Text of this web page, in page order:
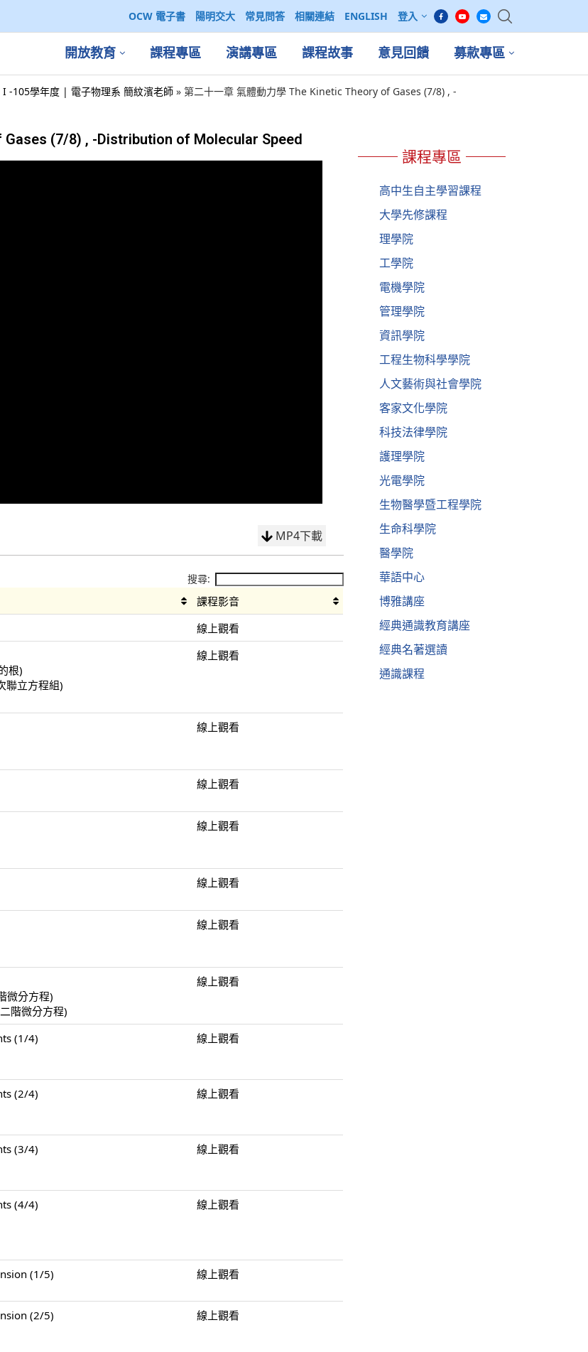
OCW 電子書 陽明交大 常見問答 相關連結 ENGLISH 登入
開放教育 課程專區 演講專區 課程故事 意見回饋 募款專區
I -105學年度 | 電子物理系 簡紋濱老師 » 第二十一章 氣體動力學 The Kinetic Theory of Gases (7/8) , -
(7/8) , -Distribution of Molecular Speed
MP4下載
搜尋:
課程影音
線上觀看
根)
聯立方程組)
線上觀看
線上觀看
線上觀看
線上觀看
線上觀看
線上觀看
微分方程)
階微分方程)
線上觀看
(1/4)
線上觀看
(2/4)
線上觀看
(3/4)
線上觀看
(4/4)
線上觀看
(1/5)
線上觀看
(2/5)
線上觀看
課程專區
高中生自主學習課程
大學先修課程
理學院
工學院
電機學院
管理學院
資訊學院
工程生物科學學院
人文藝術與社會學院
客家文化學院
科技法律學院
護理學院
光電學院
生物醫學暨工程學院
生命科學院
醫學院
華語中心
博雅講座
經典通識教育講座
經典名著選讀
通識課程